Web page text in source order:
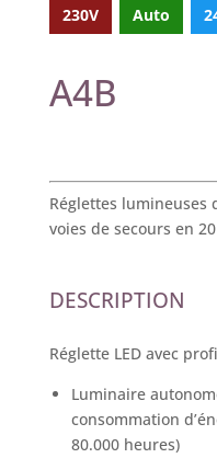
230V Auto
A4B
Réglettes lumineuses
voies de secours en
DESCRIPTION
Réglette LED avec
Luminaire
consommation
80.000 heures)